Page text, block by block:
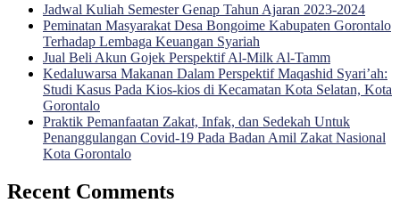
Jadwal Kuliah Semester Genap Tahun Ajaran 2023-2024
Peminatan Masyarakat Desa Bongoime Kabupaten Gorontalo
Terhadap Lembaga Keuangan Syariah
Jual Beli Akun Gojek Perspektif Al-Milk Al-Tamm
Kedaluwarsa Makanan Dalam Perspektif Maqashid Syari’ah:
Studi Kasus Pada Kios-kios di Kecamatan Kota Selatan, Kota
Gorontalo
Praktik Pemanfaatan Zakat, Infak, dan Sedekah Untuk
Penanggulangan Covid-19 Pada Badan Amil Zakat Nasional
Kota Gorontalo
Recent Comments